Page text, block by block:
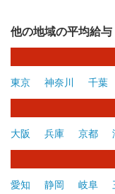
他の地域の平均給
東京 神奈川 千葉
大阪 兵庫 京都
愛知 静岡 岐阜